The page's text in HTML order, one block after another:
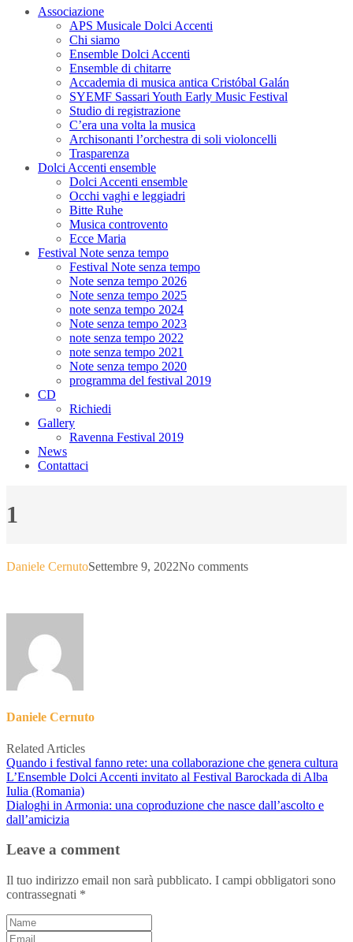
Associazione
APS Musicale Dolci Accenti
Chi siamo
Ensemble Dolci Accenti
Ensemble di chitarre
Accademia di musica antica Cristóbal Galán
SYEMF Sassari Youth Early Music Festival
Studio di registrazione
C’era una volta la musica
Archisonanti l’orchestra di soli violoncelli
Trasparenza
Dolci Accenti ensemble
Dolci Accenti ensemble
Occhi vaghi e leggiadri
Bitte Ruhe
Musica controvento
Ecce Maria
Festival Note senza tempo
Festival Note senza tempo
Note senza tempo 2026
Note senza tempo 2025
note senza tempo 2024
Note senza tempo 2023
note senza tempo 2022
note senza tempo 2021
Note senza tempo 2020
programma del festival 2019
CD
Richiedi
Gallery
Ravenna Festival 2019
News
Contattaci
1
Daniele CernutoSettembre 9, 2022No comments
Daniele Cernuto
Related Articles
Quando i festival fanno rete: una collaborazione che genera cultura
L’Ensemble Dolci Accenti invitato al Festival Barockada di Alba
Iulia (Romania)
Dialoghi in Armonia: una coproduzione che nasce dall’ascolto e
dall’amicizia
Leave a comment
Il tuo indirizzo email non sarà pubblicato. I campi obbligatori sono
contrassegnati *